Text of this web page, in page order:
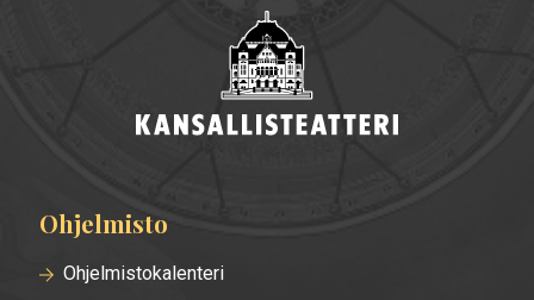
Alatunnisteen
valikko
Ohjelmisto
Ohjelmistokalenteri